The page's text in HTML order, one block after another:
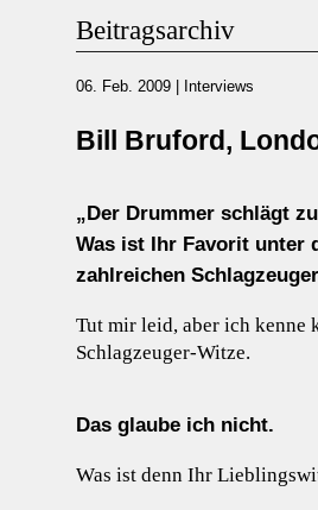
Beitragsarchiv
06. Feb. 2009 Interviews
Bill Bruford,
„Der Drummer schlägt
Was ist Ihr Favorit unter
zahlreichen
Tut mir leid, aber ich kenne
Schlagzeuger-Witze.
Das glaube ich nicht.
Was ist denn Ihr